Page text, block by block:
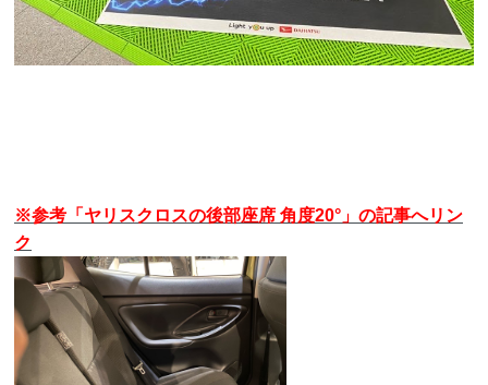
※参考「ヤリスクロスの後部座席 角度20°」の記事へリン
ク